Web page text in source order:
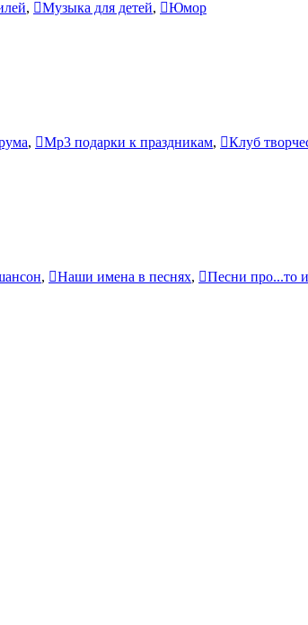
, Музыка для детей,
Юмор
, Mp3 подарки к праздникам,
Клуб
, Наши имена в песнях, Песни про...то